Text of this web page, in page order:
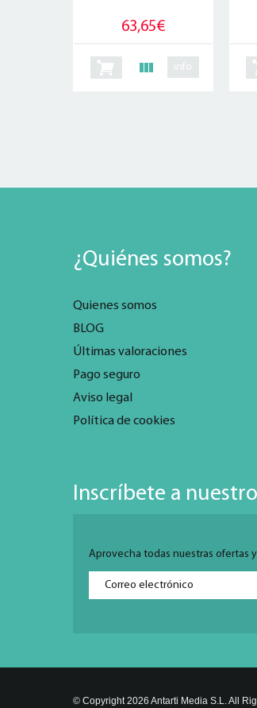
63,65€
info
¿Quiénes somos?
Quienes somos
BLOG
Últimas valoraciones
Pago seguro
Aviso legal
Política de cookies
Inscríbete a
Aprovecha todas nuestras ofertas
© Copyright 2026 Antarti Media S.L. All